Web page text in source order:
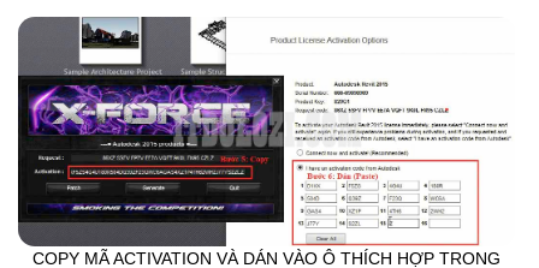
COPY MÃ ACTIVATION VÀ DÁN VÀO Ô THÍCH HỢP TRONG